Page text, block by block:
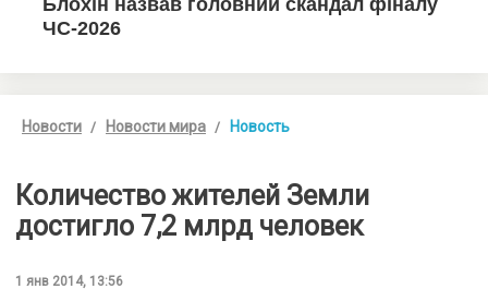
Новости Новости мира Новость
Количество жителей Земли
достигло 7,2 млрд человек
1 янв 2014, 13:56